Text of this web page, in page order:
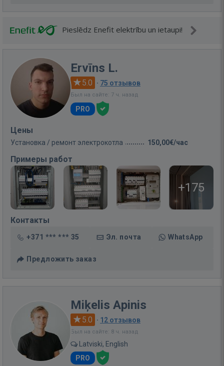
Pieslēdz Enefit elektrību un ietaupi!
Ervīns L.
5.0 · 75 отзывов
Был на сайте: 7 ч. назад
PRO
Цены
Установка / ремонт электрокотла 150,00€/час
Примеры работ
+175
Контакты
+371 *** *** 35 Эл. почта WhatsApp
Предложить заказ
Miķelis Apinis
5.0 · 12 отзывов
Был на сайте: 8 ч. назад
Latviski, English
PRO